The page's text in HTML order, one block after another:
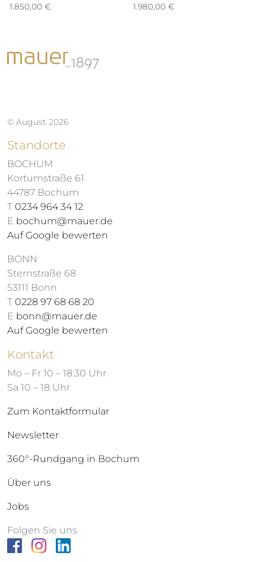
1.850,00 € 1.980,00 €
© August 2026
Standorte
BOCHUM
Kortumstraße 61
44787 Bochum
T 0234 964 34 12
E bochum@mauer.de
Auf Google bewerten
BONN
Sternstraße 68
53111 Bonn
T 0228 97 68 68 20
E bonn@mauer.de
Auf Google bewerten
Kontakt
Mo – Fr 10 – 18:30 Uhr
Sa 10 – 18 Uhr
Zum Kontaktformular
Newsletter
360°-Rundgang in Bochum
Über uns
Jobs
Folgen Sie uns